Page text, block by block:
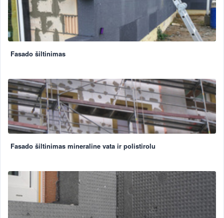
Fasado šiltinimas
Fasado šiltinimas mineraline vata ir polistirolu